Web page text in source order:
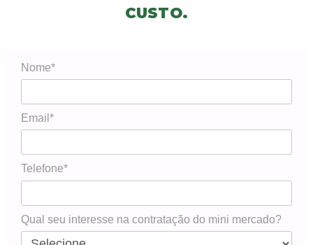
CUSTO.
Nome*
Email*
Telefone*
Qual seu interesse na contratação do mini mercado?